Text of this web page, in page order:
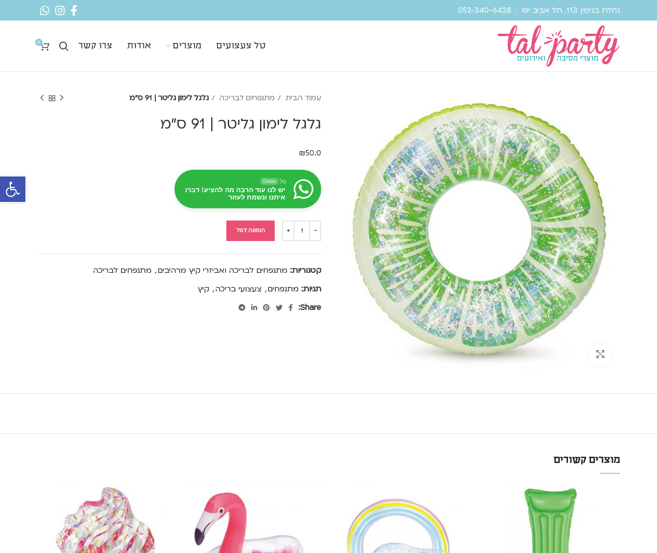
פתח
נחלת בנימין 113, תל אביב יפו 052-340-6428
טל צעצועים מוצרים אודות צרו קשר 0
עמוד הבית מתנפחים לבריכה גלגל לימון גליטר | 91 ס"מ
גלגל לימון גליטר | 91 ס"מ
₪50.0
טל Online
יש לנו עוד הרבה מה להציע! דברו
איתנו ונשמח לעזור
הוספה לסל
קטגוריות: מתנפחים לבריכה ואביזרי קיץ מרהיבים, מתנפחים לבריכה
תגיות: מתנפחים, צעצועי בריכה, קיץ
Share:
מוצרים קשורים